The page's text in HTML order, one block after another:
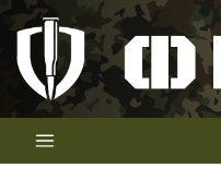
Скип
цонтент
Први војни канал у Србији